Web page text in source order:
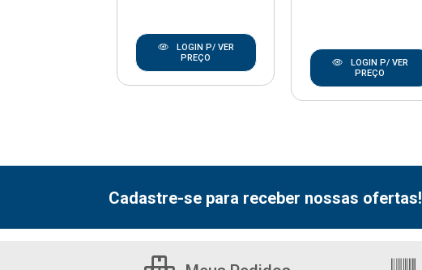
LOGIN P/ VER
PREÇO
LOGIN P/ VER
PREÇO
Cadastre-se para receber nossas ofertas!